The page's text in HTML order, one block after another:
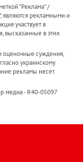
"Реклама" /
являются рекламными и
участвует в
высказанные в этих
оценочные суждения,
украинскому
рекламы несет
медиа - R40-05097